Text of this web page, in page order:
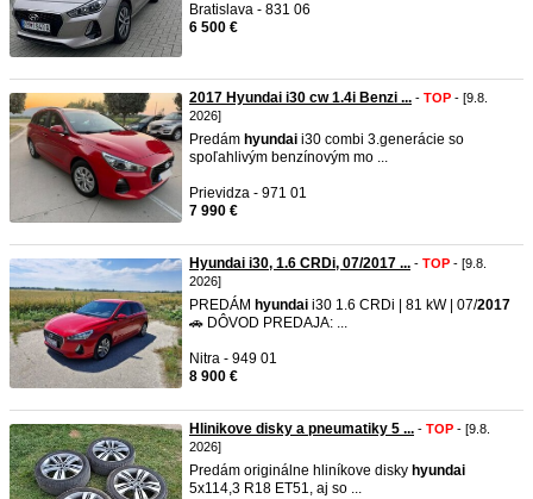
Bratislava - 831 06
6 500 €
2017 Hyundai i30 cw 1.4i Benzi ... - TOP - [9.8.
2026]
Predám hyundai i30 combi 3.generácie so
spoľahlivým benzínovým mo ...
Prievidza - 971 01
7 990 €
Hyundai i30, 1.6 CRDi, 07/2017 ... - TOP - [9.8.
2026]
PREDÁM hyundai i30 1.6 CRDi | 81 kW | 07/2017
🚗 DÔVOD PREDAJA: ...
Nitra - 949 01
8 900 €
Hlinikove disky a pneumatiky 5 ... - TOP - [9.8.
2026]
Predám originálne hliníkove disky hyundai
5x114,3 R18 ET51, aj so ...